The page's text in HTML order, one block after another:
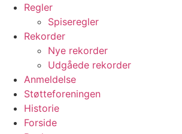
Regler
Spiseregler
Rekorder
Nye rekorder
Udgåede rekorder
Anmeldelse
Støtteforeningen
Historie
Forside